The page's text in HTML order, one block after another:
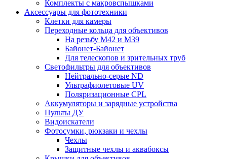
Комплекты с макровспышками
Аксессуары для фототехники
Клетки для камеры
Переходные кольца для объективов
На резьбу М42 и М39
Байонет-Байонет
Для телескопов и зрительных труб
Светофильтры для объективов
Нейтрально-серые ND
Ультрафиолетовые UV
Поляризационные CPL
Аккумуляторы и зарядные устройства
Пульты ДУ
Видоискатели
Фотосумки, рюкзаки и чехлы
Чехлы
Защитные чехлы и аквабоксы